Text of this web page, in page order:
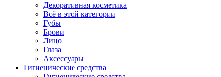
Декоративная косметика
Всё в этой категории
Губы
Брови
Лицо
Глаза
Аксессуары
Гигиенические средства